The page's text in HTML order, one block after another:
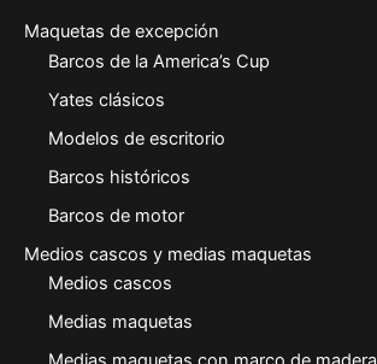
Maquetas de excepción
Barcos de la America’s Cup
Yates clásicos
Modelos de escritorio
Barcos históricos
Barcos de motor
Medios cascos y medias maquetas
Medios cascos
Medias maquetas